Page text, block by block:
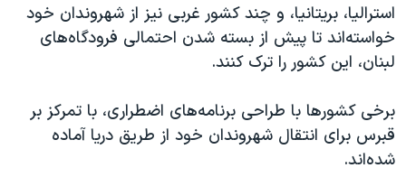
اعتراضات مردمی آبان ۹۸
اسرائیل در جنگ
نرگس محمدی برنده جایزه نوبل صلح
همایش محافظه‌کاران آمریکا «سی‌پک»
صفحه‌های ویژه
استرالیا، بریتانیا، و چند کشور غربی نیز از شهروندان خود
خواسته‌اند تا پیش از بسته شدن احتمالی فرودگاه‌های
لبنان، این کشور را ترک کنند.
برخی کشورها با طراحی برنامه‌های اضطراری، با تمرکز بر
قبرس برای انتقال شهروندان خود از طریق دریا آماده
شده‌اند.